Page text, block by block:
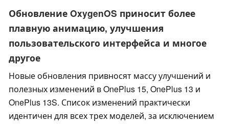
Обновление OxygenOS приносит более
плавную анимацию, улучшения
пользовательского интерфейса и многое
другое
Новые обновления привносят массу улучшений и
полезных изменений в OnePlus 15, OnePlus 13 и
OnePlus 13S. Список изменений практически
идентичен для всех трех моделей, за исключением